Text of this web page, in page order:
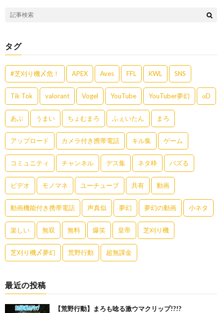
タグ
#芝刈り機〆危！ APEX Aves FFL KWL SNS
Tik Tok valorant Vogel YouTube YouTuber夢幻 αD
あぶ うまい ちょむまろ ふぇいたん まろ
アップロード カメラ付き携帯電話 キル集 ゲーム
コミュニティ チャンネル デス集 ネタ枠 バズる
ビデオ モノマネ ユーチューブ 共有 動画
動画機能付き携帯電話 声真似 夢幻 夢幻の動画 小ネタ
楽しい 無双 無料 爆笑 皇帝 芝刈り機
芝刈り機〆夢幻 荒野行動 超無課金
最近の投稿
【荒野行動】まろも唸る激ウマクリップ!?!?